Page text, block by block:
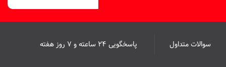
سوالات متداول پاسخگویی ۲۴ ساعته و ۷ روز هفته